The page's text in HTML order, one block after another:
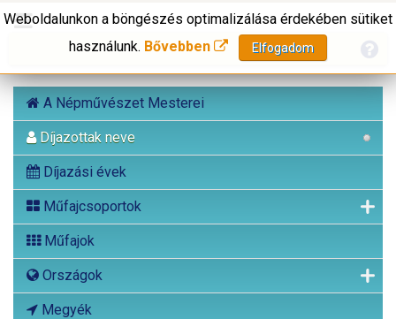
A Népművészet Mesterei
Díjazottak neve
Díjazási évek
Műfajcsoportok
Műfajok
Országok
Megyék
Weboldalunkon a böngészés optimalizálása érdekében sütiket
használunk. Bővebben Elfogadom